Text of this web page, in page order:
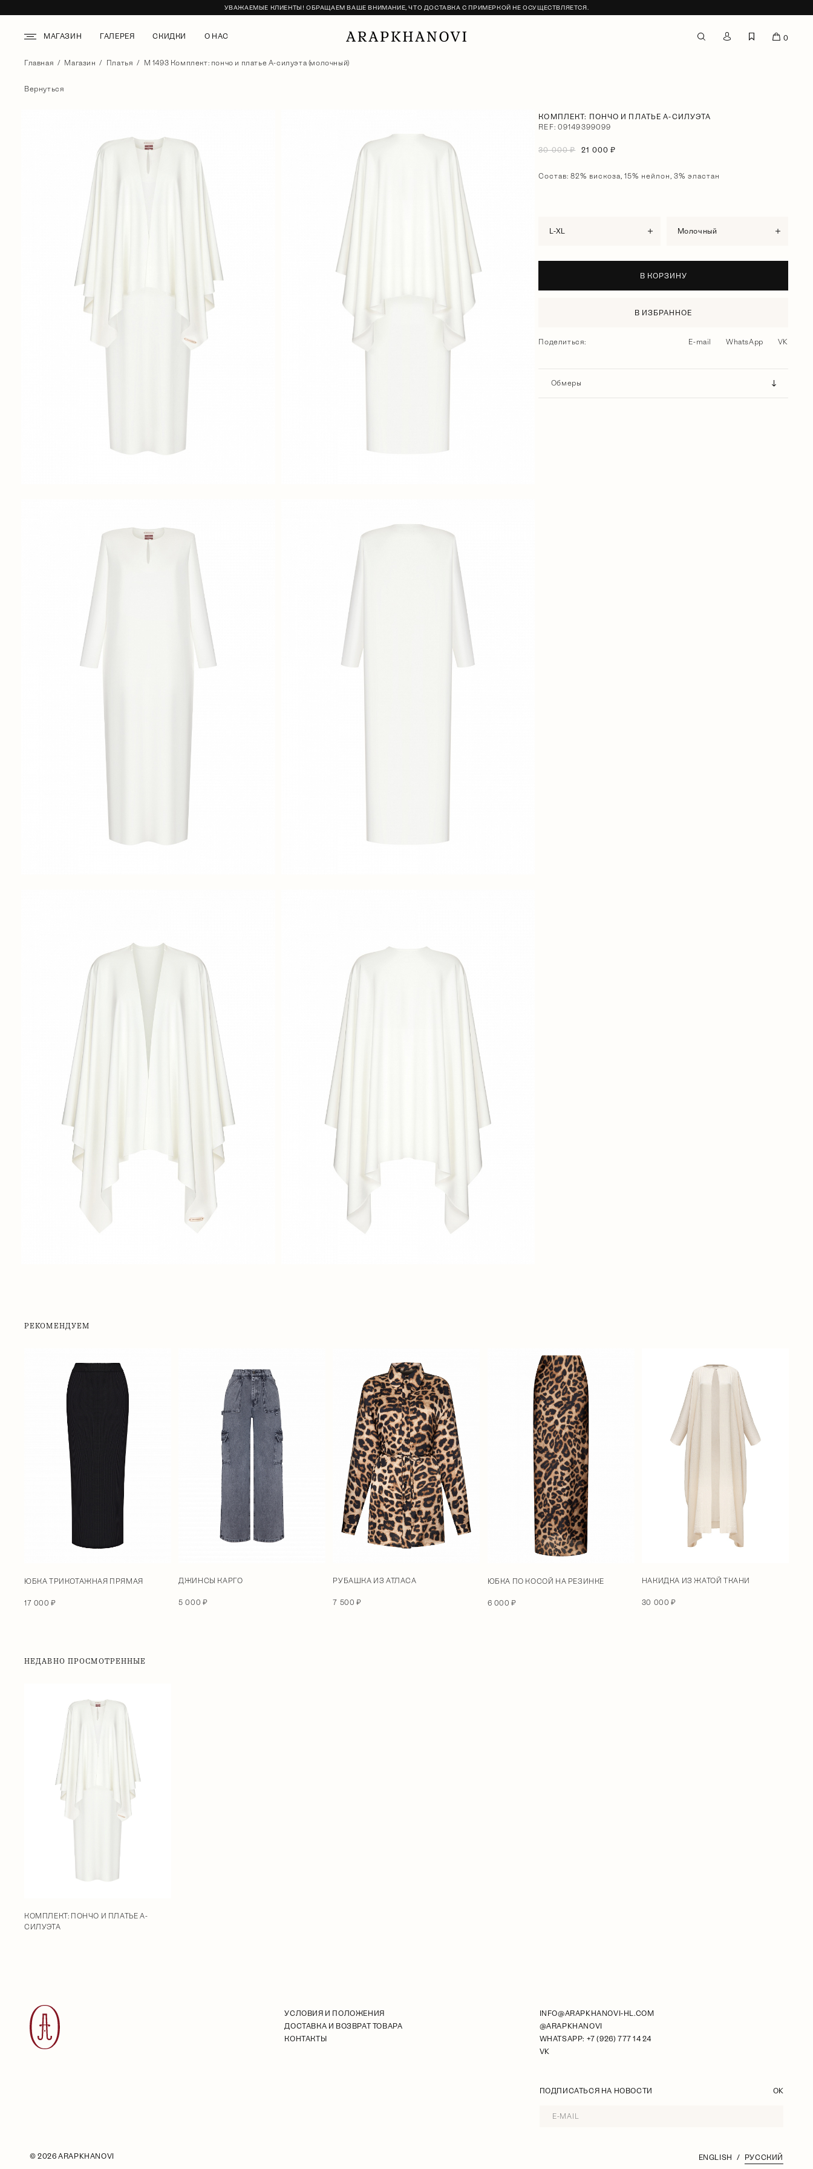
УВАЖАЕМЫЕ КЛИЕНТЫ! ОБРАЩАЕМ ВАШЕ ВНИМАНИЕ, ЧТО ДОСТАВКА С ПРИМЕРКОЙ НЕ ОСУЩЕСТВЛЯЕТСЯ.
МАГАЗИН ГАЛЕРЕЯ СКИДКИ О НАС 0
Главная Магазин Платья М 1493 Комплект: пончо и платье А-силуэта (молочный)
Вернуться
КОМПЛЕКТ: ПОНЧО И ПЛАТЬЕ А-СИЛУЭТА
REF: 09149399099
30 000 ₽ 21 000 ₽
Состав: 82% вискоза, 15% нейлон, 3% эластан
L-XL молочный
В КОРЗИНУ
В ИЗБРАННОЕ
Поделиться: E-mail WhatsApp VK
Обмеры
РЕКОМЕНДУЕМ
ЮБКА ТРИКОТАЖНАЯ ПРЯМАЯ
17 000 ₽
ДЖИНСЫ КАРГО
5 000 ₽
РУБАШКА ИЗ АТЛАСА
7 500 ₽
ЮБКА ПО КОСОЙ НА РЕЗИНКЕ
6 000 ₽
НАКИДКА ИЗ ЖАТОЙ ТКАНИ
30 000 ₽
НЕДАВНО ПРОСМОТРЕННЫЕ
КОМПЛЕКТ: ПОНЧО И ПЛАТЬЕ А-
СИЛУЭТА
УСЛОВИЯ И ПОЛОЖЕНИЯ
ДОСТАВКА И ВОЗВРАТ ТОВАРА
КОНТАКТЫ
INFO@ARAPKHANOVI-HL.COM
@ARAPKHANOVI
WHATSAPP: +7 (926) 777 14 24
VK
ПОДПИСАТЬСЯ НА НОВОСТИ OK
ENGLISH РУССКИЙ
© 2026 ARAPKHANOVI